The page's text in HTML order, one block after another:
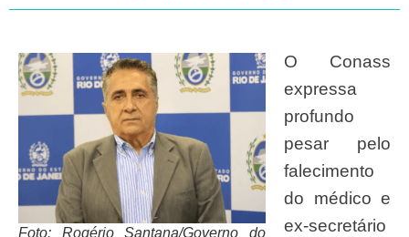
Foto: Rogério Santana/Governo do
O Conass
expressa
profundo
pesar pelo
falecimento
do médico e
ex-secretário